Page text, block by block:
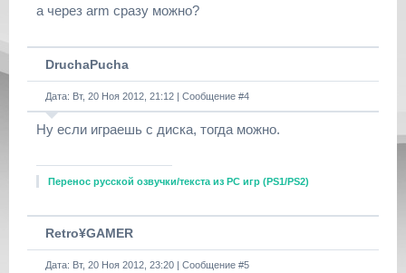
а через arm сразу можно?
DruchaPucha
Дата: Вт, 20 Ноя 2012, 21:12 | Сообщение #4
Ну если играешь с диска, тогда можно.
Перенос русской озвучки/текста из РС игр (PS1/PS2)
Retro¥GAMER
Дата: Вт, 20 Ноя 2012, 23:20 | Сообщение #5